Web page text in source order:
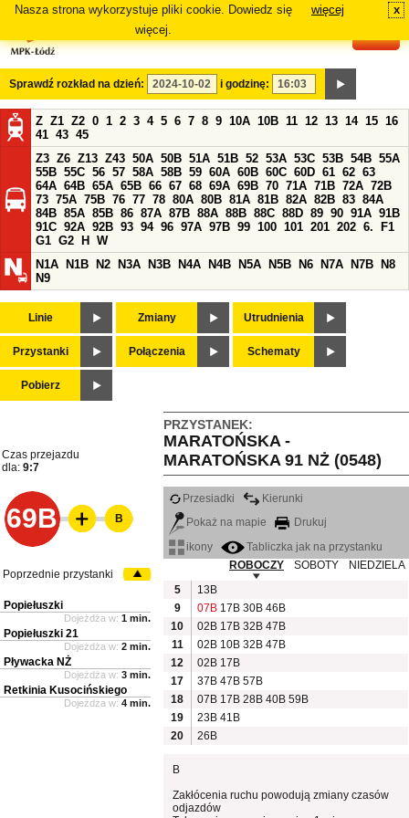
Nasza strona wykorzystuje pliki cookie. Dowiedz się
więcej.
więcej x
Sprawdź rozkład na dzień: i godzinę:
Z Z1 Z2 0 1 2 3 4 5 6 7 8 9 10A 10B 11 12 13 14 15 16
41 43 45
Z3 Z6 Z13 Z43 50A 50B 51A 51B 52 53A 53C 53B 54B 55A
55B 55C 56 57 58A 58B 59 60A 60B 60C 60D 61 62 63
64A 64B 65A 65B 66 67 68 69A 69B 70 71A 71B 72A 72B
73 75A 75B 76 77 78 80A 80B 81A 81B 82A 82B 83 84A
84B 85A 85B 86 87A 87B 88A 88B 88C 88D 89 90 91A 91B
91C 92A 92B 93 94 96 97A 97B 99 100 101 201 202 6.
F1
G1 G2 H
W
N1A
N1B N2 N3A N3B N4A N4B N5A N5B N6 N7A N7B
N8
N9
Linie Zmiany Utrudnienia
Przystanki Połączenia Schematy
Pobierz
PRZYSTANEK:
MARATOŃSKA -
MARATOŃSKA 91 NŻ (0548)
Czas przejazdu
dla: 9:7
69B
Przesiadki
Kierunki
Pokaż na mapie
Drukuj
ikony
Tabliczka jak na przystanku
ROBOCZY
SOBOTY
NIEDZIELA
5
13B
9
07B 17B 30B 46B
10
02B 17B 32B 47B
11
02B 10B 32B 47B
12
02B 17B
17
37B 47B 57B
18
07B 17B 28B 40B 59B
19
23B 41B
20
26B
B
Zakłócenia ruchu powodują zmiany czasów
odjazdów
B
Poprzednie przystanki
Popiełuszki
Dojeżdża w: 1 min.
Popiełuszki 21
Dojeżdża w: 2 min.
Pływacka NŻ
Dojeżdża w: 3 min.
Retkinia Kusocińskiego
Dojeżdża w: 4 min.